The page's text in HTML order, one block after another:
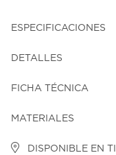
ESPECIFICACIONES
DETALLES
FICHA TÉCNICA
MATERIALES
DISPONIBLE EN